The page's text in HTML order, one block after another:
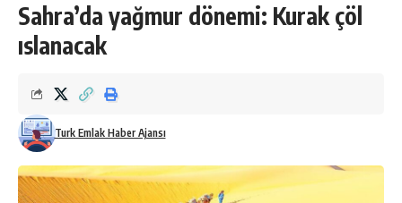
Sahra’da yağmur dönemi: Kurak çöl
ıslanacak
Turk Emlak Haber Ajansı